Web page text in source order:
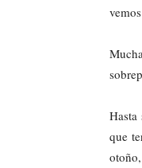
Hasta
que